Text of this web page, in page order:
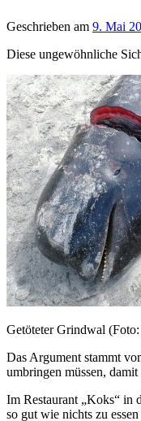
Geschrieben am 9. Mai
Diese ungewöhnliche
Getöteter Grindwal
Das Argument stammt
umbringen müssen,
Im Restaurant „Koks“ in
so gut wie nichts zu essen